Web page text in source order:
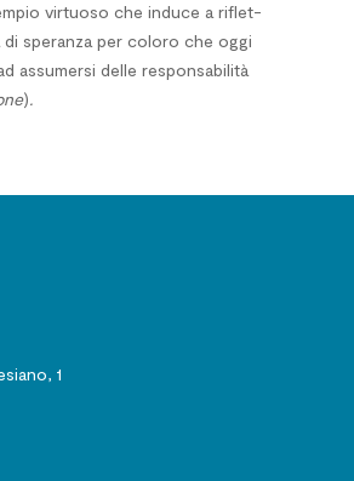
virtuoso che induce a riflet­
di speranza per coloro che oggi
assu­mersi delle responsabilità
).
1